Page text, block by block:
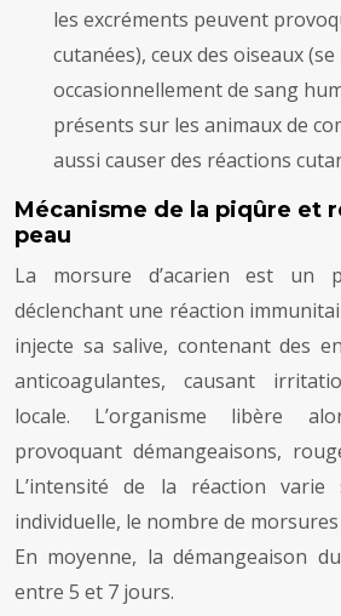
les excréments peuvent
cutanées), ceux des oiseaux
occasionnellement de sang
présents sur les animaux de
aussi causer des réactions
Mécanisme de la piqûre et
peau
La morsure d’acarien est un
déclenchant une réaction
injecte sa salive, contenant des
anticoagulantes, causant
locale. L’organisme libère
provoquant démangeaisons,
L’intensité de la réaction varie
individuelle, le nombre de morsures
En moyenne, la démangeaison
entre 5 et 7 jours.